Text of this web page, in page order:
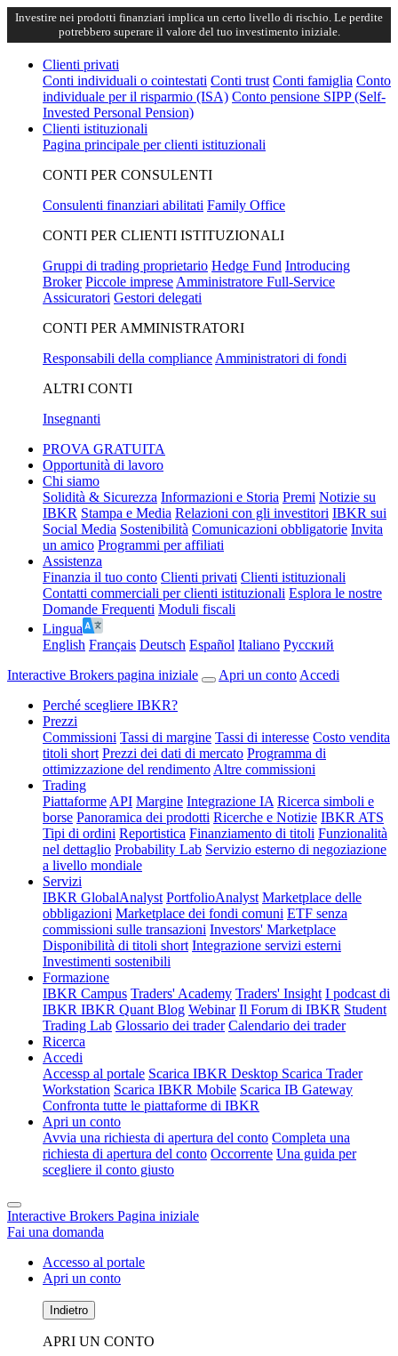
Investire nei prodotti finanziari implica un certo livello di rischio. Le perdite
potrebbero superare il valore del tuo investimento iniziale.
Clienti privati
Conti individuali o cointestati Conti trust Conti famiglia Conto
individuale per il risparmio (ISA) Conto pensione SIPP (Self-
Invested Personal Pension)
Clienti istituzionali
Pagina principale per clienti istituzionali
CONTI PER CONSULENTI
Consulenti finanziari abilitati Family Office
CONTI PER CLIENTI ISTITUZIONALI
Gruppi di trading proprietario Hedge Fund Introducing
Broker Piccole imprese Amministratore Full-Service
Assicuratori Gestori delegati
CONTI PER AMMINISTRATORI
Responsabili della compliance Amministratori di fondi
ALTRI CONTI
Insegnanti
PROVA GRATUITA
Opportunità di lavoro
Chi siamo
Solidità & Sicurezza Informazioni e Storia Premi Notizie su
IBKR Stampa e Media Relazioni con gli investitori IBKR sui
Social Media Sostenibilità Comunicazioni obbligatorie Invita
un amico Programmi per affiliati
Assistenza
Finanzia il tuo conto Clienti privati Clienti istituzionali
Contatti commerciali per clienti istituzionali Esplora le nostre
Domande Frequenti Moduli fiscali
Lingua
English Français Deutsch Español Italiano Pусский
Interactive Brokers pagina iniziale
Apri un conto Accedi
Perché scegliere IBKR?
Prezzi
Commissioni Tassi di margine Tassi di interesse Costo vendita
titoli short Prezzi dei dati di mercato Programma di
ottimizzazione del rendimento Altre commissioni
Trading
Piattaforme API Margine Integrazione IA Ricerca simboli e
borse Panoramica dei prodotti Ricerche e Notizie IBKR ATS
Tipi di ordini Reportistica Finanziamento di titoli Funzionalità
nel dettaglio Probability Lab Servizio esterno di negoziazione
a livello mondiale
Servizi
IBKR GlobalAnalyst PortfolioAnalyst Marketplace delle
obbligazioni Marketplace dei fondi comuni ETF senza
commissioni sulle transazioni Investors' Marketplace
Disponibilità di titoli short Integrazione servizi esterni
Investimenti sostenibili
Formazione
IBKR Campus Traders' Academy Traders' Insight I podcast di
IBKR IBKR Quant Blog Webinar Il Forum di IBKR Student
Trading Lab Glossario dei trader Calendario dei trader
Ricerca
Accedi
Accessp al portale Scarica IBKR Desktop Scarica Trader
Workstation Scarica IBKR Mobile Scarica IB Gateway
Confronta tutte le piattaforme di IBKR
Apri un conto
Avvia una richiesta di apertura del conto Completa una
richiesta di apertura del conto Occorrente Una guida per
scegliere il conto giusto
Interactive Brokers Pagina iniziale
Fai una domanda
Accesso al portale
Apri un conto
Indietro
APRI UN CONTO